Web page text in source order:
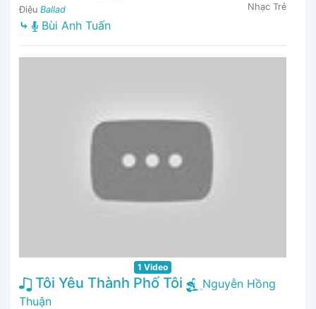
Điệu Ballad Nhạc Trẻ
⤷ Bùi Anh Tuấn
1 Video
Tôi Yêu Thành Phố Tôi
Nguyễn Hồng
Thuận